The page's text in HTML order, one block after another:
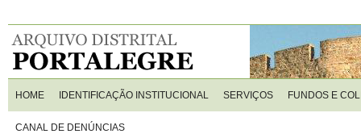
HOME IDENTIFICAÇÃO INSTITUCIONAL SERVIÇOS FUNDOS E
CANAL DE DENÚNCIAS